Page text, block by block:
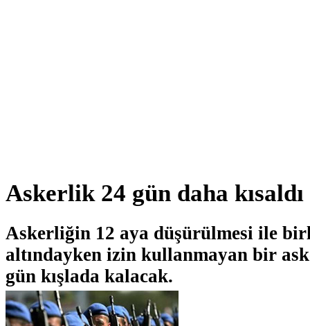
Askerlik 24 gün daha kısaldı
Askerliğin 12 aya düşürülmesi ile
altındayken izin kullanmayan bir
gün kışlada kalacak.